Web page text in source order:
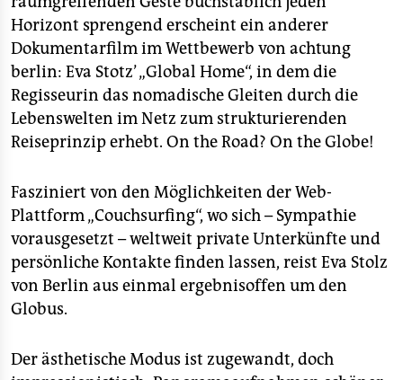
Horizont sprengend erscheint ein anderer
Dokumentarfilm im Wettbewerb von achtung
berlin: Eva Stotz’ „Global Home“, in dem die
Regisseurin das nomadische Gleiten durch die
Lebenswelten im Netz zum strukturierenden
Reiseprinzip erhebt. On the Road? On the Globe!
Fasziniert von den Möglichkeiten der Web-
Plattform „Couchsurfing“, wo sich – Sympathie
vorausgesetzt – weltweit private Unterkünfte und
persönliche Kontakte finden lassen, reist Eva Stolz
von Berlin aus einmal ergebnisoffen um den
Globus.
Der ästhetische Modus ist zugewandt, doch